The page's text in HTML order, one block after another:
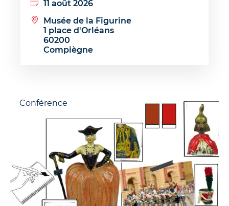
11 août 2026
Musée de la Figurine
1 place d'Orléans
60200
Compiègne
Conférence